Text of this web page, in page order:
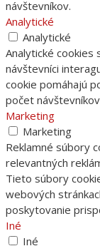
návštevníkov.
Analytické
Analytické
Analytické cookies
návštevníci
cookie pomáhajú
počet
Marketing
Marketing
Reklamné súbory
relevantných
Tieto súbory
webových
poskytovanie
Iné
Iné